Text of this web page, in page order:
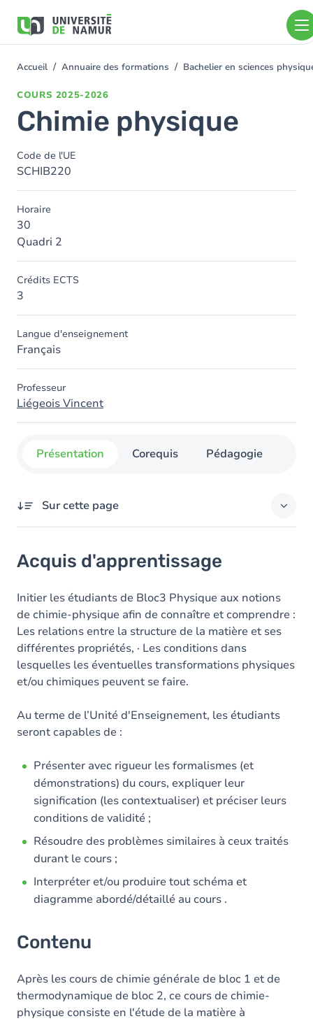
contenu
You
Accueil Annuaire des formations Bachelier en sciences
COURS 2025-2026
Chimie physique
Code de l'UE
SCHIB220
Horaire
30
Quadri 2
Crédits ECTS
3
Langue d'enseignement
Français
Professeur
Liégeois Vincent
Présentation Corequis Pédagogie
Sur cette page
Contenu
Table des matières
Exercices
Acquis d'apprentissage
Initier les étudiants de Bloc3 Physique aux notions
de chimie-physique afin de connaître et comprendre :
Les relations entre la structure de la matière et ses
différentes propriétés, · Les conditions dans
lesquelles les éventuelles transformations physiques
et/ou chimiques peuvent se faire.
Au terme de l’Unité d'Enseignement, les étudiants
seront capables de :
Présenter avec rigueur les formalismes (et
démonstrations) du cours, expliquer leur
signification (les contextualiser) et préciser leurs
conditions de validité ;
Résoudre des problèmes similaires à ceux traités
durant le cours ;
Interpréter et/ou produire tout schéma et
diagramme abordé/détaillé au cours .
Contenu
Après les cours de chimie générale de bloc 1 et de
thermodynamique de bloc 2, ce cours de chimie-
physique consiste en l'étude de la matière à